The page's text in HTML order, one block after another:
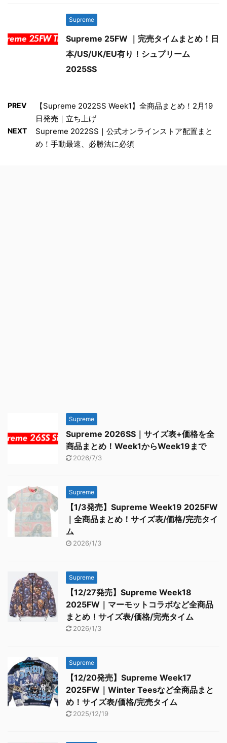
Supreme
Supreme 25FW ｜完売タイムまとめ！日
本/US/UK/EU有り！シュプリーム
2025SS
PREV
【Supreme 2022SS Week1】全商品まとめ！2月19
日発売｜立ち上げ
NEXT
Supreme 2022SS｜公式オンラインストア配置まと
め！手動最速、必勝法に必須
Supreme
Supreme 2026SS｜サイズ表+価格を全
商品まとめ！Week1からWeek19まで
2026/7/3
Supreme
【1/3発売】Supreme Week19 2025FW
｜全商品まとめ！サイズ表/価格/完売タイ
ム
2026/1/3
Supreme
【12/27発売】Supreme Week18
2025FW｜マーモットコラボなど全商品
まとめ！サイズ表/価格/完売タイム
2026/1/3
Supreme
【12/20発売】Supreme Week17
2025FW｜Winter Teesなど全商品まと
め！サイズ表/価格/完売タイム
2025/12/19